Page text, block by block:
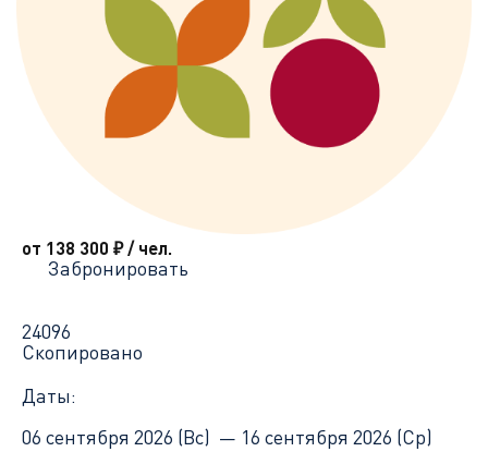
от 138 300 ₽/ чел.
Забронировать
24096
Скопировано
Даты:
06 сентября 2026 (Вс) — 16 сентября 2026 (Ср)